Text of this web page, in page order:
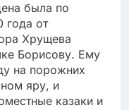
была по
года от
Хрущева
Борисову. Ему
на порожних
яру, и
казаки и